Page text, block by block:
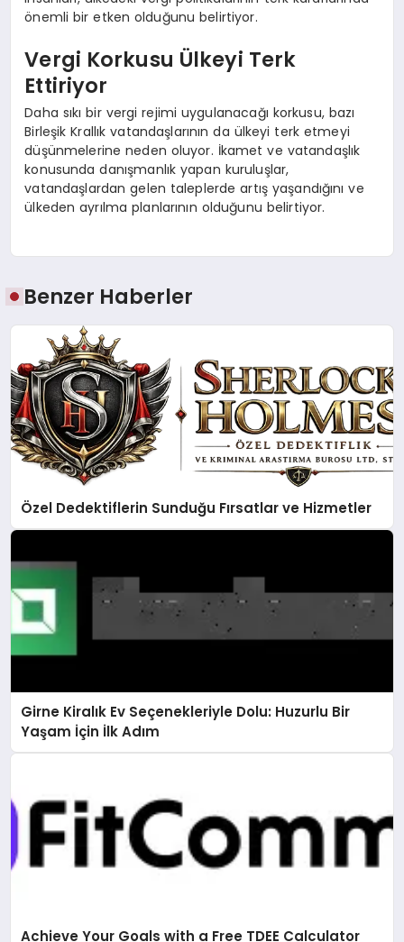
önemli bir etken olduğunu belirtiyor.
Vergi Korkusu Ülkeyi Terk
Ettiriyor
Daha sıkı bir vergi rejimi uygulanacağı korkusu, bazı
Birleşik Krallık vatandaşlarının da ülkeyi terk etmeyi
düşünmelerine neden oluyor. İkamet ve vatandaşlık
konusunda danışmanlık yapan kuruluşlar,
vatandaşlardan gelen taleplerde artış yaşandığını ve
ülkeden ayrılma planlarının olduğunu belirtiyor.
Benzer Haberler
Özel Dedektiflerin Sunduğu Fırsatlar ve Hizmetler
Girne Kiralık Ev Seçenekleriyle Dolu: Huzurlu Bir
Yaşam İçin İlk Adım
Achieve Your Goals with a Free TDEE Calculator